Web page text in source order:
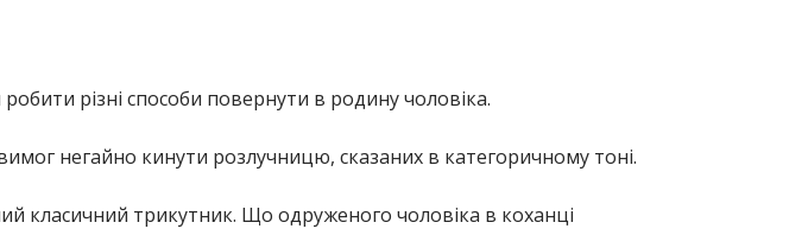
різні способи повернути в родину чоловіка.
негайно кинути розлучницю, сказаних в категоричному тоні.
класичний трикутник. Що одруженого чоловіка в коханці